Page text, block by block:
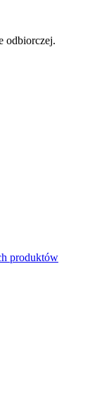
odbiorczej.
produktów